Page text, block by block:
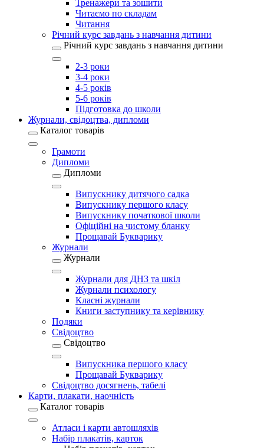
Тренажери та зошити
Читаємо по складам
Читання
Річний курс завдань з навчання дитини
Річний курс завдань з навчання дитини
2-3 роки
3-4 роки
4-5 років
5-6 років
Підготовка до школи
Журнали, свідоцтва, дипломи
Каталог товарів
Грамоти
Дипломи
Дипломи
Випускнику дитячого садка
Випускнику першого класу
Випускнику початкової школи
Офіційні на чистому бланку
Прощавай Букварику
Журнали
Журнали
Журнали для ДНЗ та шкіл
Журнали психологу
Класні журнали
Книги заступнику та керівнику
Подяки
Свідоцтво
Свідоцтво
Випускника першого класу
Прощавай Букварику
Свідоцтво досягнень, табелі
Карти, плакати, наочність
Каталог товарів
Атласи і карти автошляхів
Набір плакатів, карток